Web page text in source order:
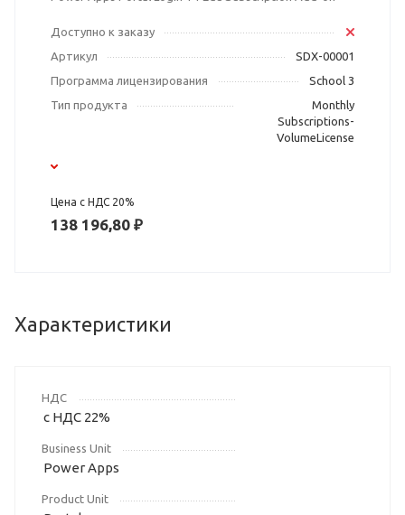
Доступно к заказу
Артикул
SDX-00001
Программа лицензирования
School 3
Тип продукта
Monthly
Subscriptions-
VolumeLicense
Цена с НДС 20%
138 196,80 ₽
Характеристики
НДС
с НДС 22%
Business Unit
Power Apps
Product Unit